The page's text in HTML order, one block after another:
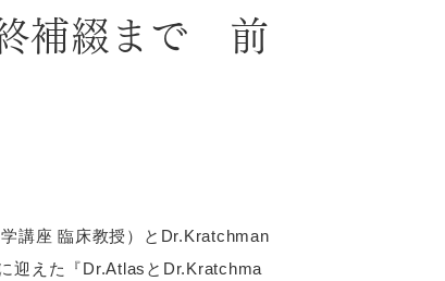
補綴まで 前
講座 臨床教授）とDr.Kratchman
迎えた『Dr.AtlasとDr.Kratchma